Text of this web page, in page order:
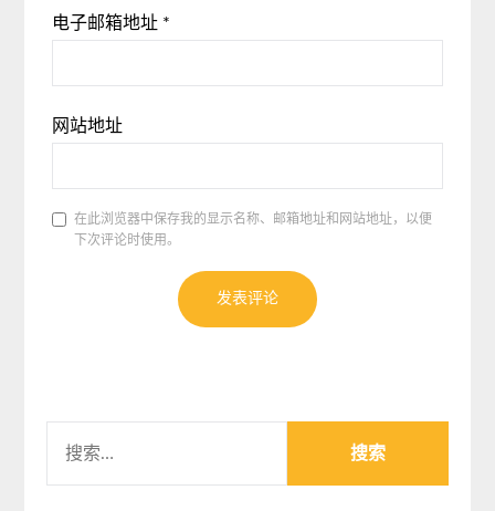
电子邮箱地址 *
网站地址
在此浏览器中保存我的显示名称、邮箱地址和网站地址，以便
下次评论时使用。
索：